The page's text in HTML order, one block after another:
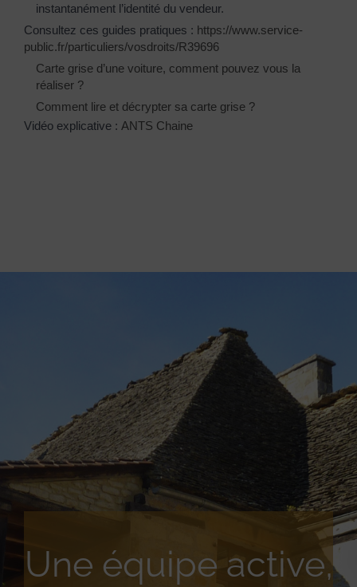
instantanément l’identité du vendeur.
Consultez ces guides pratiques : https://www.service-
public.fr/particuliers/vosdroits/R39696
Carte grise d’une voiture, comment pouvez vous la
réaliser ?
Comment lire et décrypter sa carte grise ?
Vidéo explicative : ANTS Chaine
Une équipe active,